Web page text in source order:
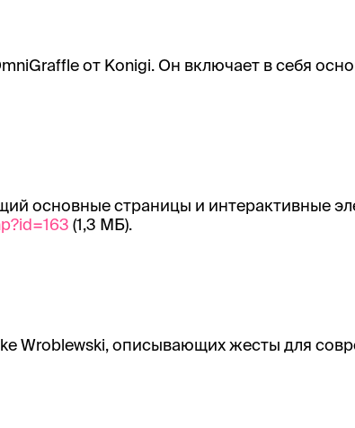
от Konigi. Он включает в себя
основные страницы и интерактивные
(1,3 МБ).
Wroblewski, описывающих жесты для